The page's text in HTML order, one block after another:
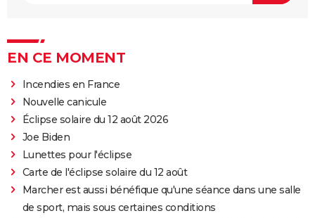
EN CE MOMENT
Incendies en France
Nouvelle canicule
Éclipse solaire du 12 août 2026
Joe Biden
Lunettes pour l'éclipse
Carte de l'éclipse solaire du 12 août
Marcher est aussi bénéfique qu'une séance dans une salle
de sport, mais sous certaines conditions